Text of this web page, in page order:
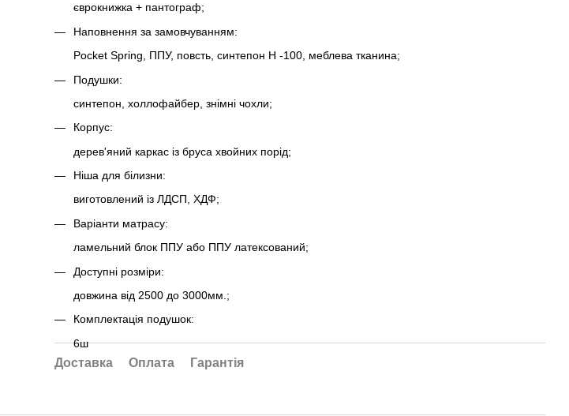
єврокнижка + пантограф;
Наповнення за замовчуванням:
Pocket Spring, ППУ, повсть, синтепон H -100, меблева тканина;
Подушки:
синтепон, холлофайбер, знімні чохли;
Корпус:
дерев'яний каркас із бруса хвойних порід;
Ніша для білизни:
виготовлений із ЛДСП, ХДФ;
Варіанти матрасу:
ламельний блок ППУ або ППУ латексований;
Доступні розміри:
довжина від 2500 до 3000мм.;
Комплектація подушок:
6ш
Доставка Оплата Гарантія